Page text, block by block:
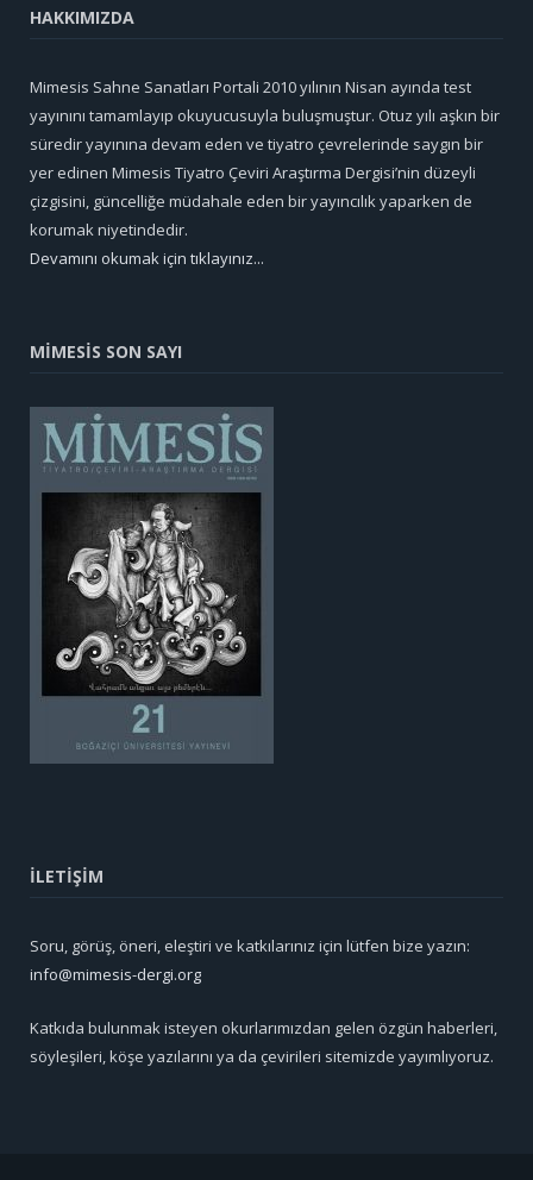
HAKKIMIZDA
Mimesis Sahne Sanatları Portali 2010 yılının Nisan ayında test
yayınını tamamlayıp okuyucusuyla buluşmuştur. Otuz yılı aşkın bir
süredir yayınına devam eden ve tiyatro çevrelerinde saygın bir
yer edinen Mimesis Tiyatro Çeviri Araştırma Dergisi’nin düzeyli
çizgisini, güncelliğe müdahale eden bir yayıncılık yaparken de
korumak niyetindedir.
Devamını okumak için tıklayınız...
MİMESİS SON SAYI
İLETİŞİM
Soru, görüş, öneri, eleştiri ve katkılarınız için lütfen bize yazın:
info@mimesis-dergi.org
Katkıda bulunmak isteyen okurlarımızdan gelen özgün haberleri,
söyleşileri, köşe yazılarını ya da çevirileri sitemizde yayımlıyoruz.